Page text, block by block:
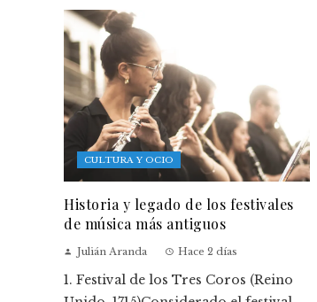
CULTURA Y OCIO
Historia y legado de los festivales
de música más antiguos
Julián Aranda Hace 2 días
1. Festival de los Tres Coros (Reino